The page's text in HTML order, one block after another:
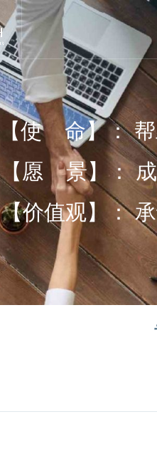
【使 命】：
【愿 景】：
【价值观】：